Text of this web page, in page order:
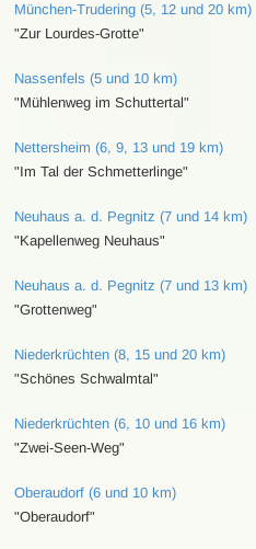
München-Trudering (5, 12 und 20 km)
"Zur Lourdes-Grotte"
Nassenfels (5 und 10 km)
"Mühlenweg im Schuttertal"
Nettersheim (6, 9, 13 und 19 km)
"Im Tal der Schmetterlinge"
Neuhaus a. d. Pegnitz (7 und 14 km)
"Kapellenweg Neuhaus"
Neuhaus a. d. Pegnitz (7 und 13 km)
"Grottenweg"
Niederkrüchten (8, 15 und 20 km)
"Schönes Schwalmtal"
Niederkrüchten (6, 10 und 16 km)
"Zwei-Seen-Weg"
Oberaudorf (6 und 10 km)
"Oberaudorf"